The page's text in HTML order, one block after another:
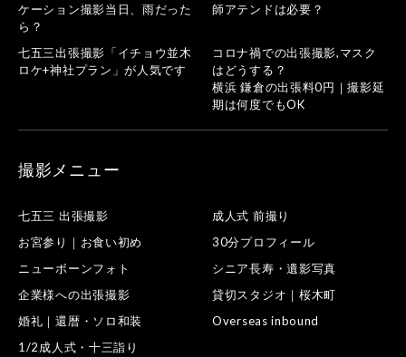
ケーション撮影当日、雨だった
ら？
師アテンドは必要？
七五三出張撮影「イチョウ並木
ロケ+神社プラン」が人気です
コロナ禍での出張撮影,マスク
はどうする？
横浜 鎌倉の出張料0円｜撮影延
期は何度でもOK
撮影メニュー
七五三 出張撮影
成人式 前撮り
お宮参り｜お食い初め
30分プロフィール
ニューボーンフォト
シニア長寿・遺影写真
企業様への出張撮影
貸切スタジオ｜桜木町
婚礼｜還暦・ソロ和装
Overseas inbound
1/2成人式・十三詣り